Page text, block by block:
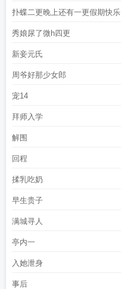
扑蝶二更晚上还有一更假期快乐
秀娘尿了微h四更
新妾元氏
周爷好那少女郎
宠14
拜师入学
解围
回程
揉乳吃奶
早生贵子
满城寻人
亭内一
入她泄身
事后